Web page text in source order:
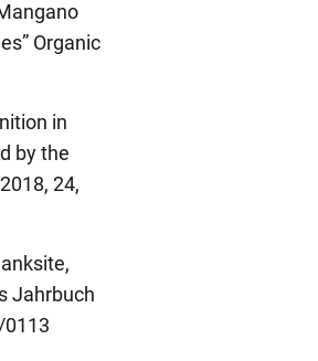
Organic
in
by the
24,
Jahrbuch
0113